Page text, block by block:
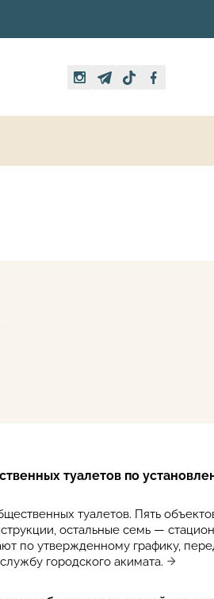
туалетов по
туалетов. Пять
остальные семь —
по утвержденному графику,
городского акимата.